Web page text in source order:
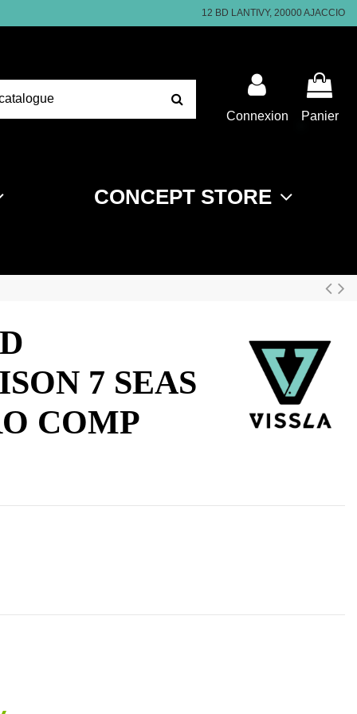
12 BD LANTIVY, 20000 AJACCIO
Connexion Panier
CONCEPT STORE
7 SEAS
COMP